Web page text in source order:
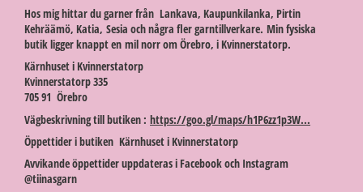
Hos mig hittar du garner från Lankava, Kaupunkilanka, Pirtin
Kehräämö, Katia, Sesia och några fler garntillverkare. Min fysiska
butik ligger knappt en mil norr om Örebro, i Kvinnerstatorp.
Kärnhuset i Kvinnerstatorp
Kvinnerstatorp 335
705 91 Örebro
Vägbeskrivning till butiken : https://goo.gl/maps/h1P6zz1p3W...
Öppettider i butiken Kärnhuset i Kvinnerstatorp
Avvikande öppettider uppdateras i Facebook och Instagram
@tiinasgarn